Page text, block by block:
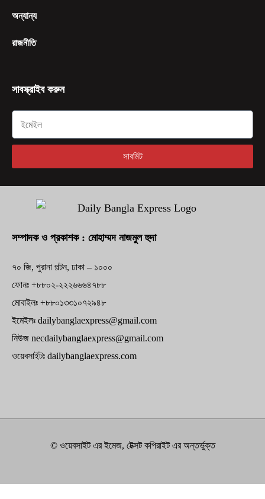
অন্যান্য
রাজনীতি
সাবস্ক্রাইব করুন
সাবমিট
সম্পাদক ও প্রকাশক : মোহাম্মদ নাজমুল হুদা
৭০ জি, পুরানা পল্টন, ঢাকা – ১০০০
ফোনঃ +৮৮০২-২২২৬৬৬৪৭৮৮
মোবাইলঃ +৮৮০১৩৩১০৭২৯৪৮
ইমেইলঃ dailybanglaexpress@gmail.com
নিউজ necdailybanglaexpress@gmail.com
ওয়েবসাইটঃ dailybanglaexpress.com
© ওয়েবসাইট এর ইমেজ, টেক্সট কপিরাইট এর অন্তর্ভুক্ত